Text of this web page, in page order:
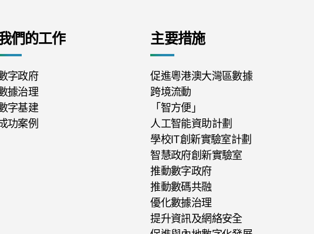
們的工作
字政府
據治理
字基建
功案例
主要措施
促進粵港澳大灣區數據
跨境流動
「智方便」
人工智能資助計劃
學校IT創新實驗室計劃
智慧政府創新實驗室
推動數字政府
推動數碼共融
優化數據治理
提升資訊及網絡安全